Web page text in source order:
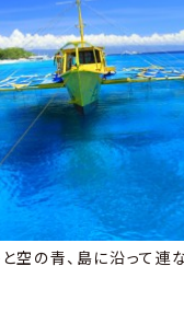
空の青、島に沿って